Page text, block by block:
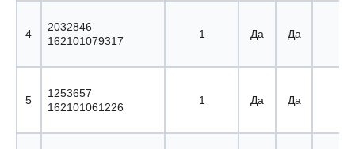
4
2032846
162101079317
1 Да Да
5
1253657
162101061226
1 Да Да